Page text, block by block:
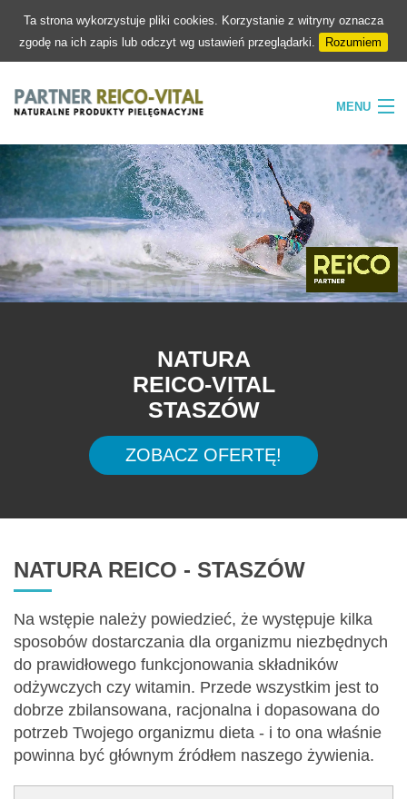
Ta strona wykorzystuje pliki cookies. Korzystanie z witryny oznacza
zgodę na ich zapis lub odczyt wg ustawień przeglądarki.
Rozumiem
MENU
HOME
FIRMA
NATURA
PIELĘGNACJA
SKLEP
NATURA
REICO-VITAL
STASZÓW
ZOBACZ OFERTĘ!
NATURA REICO - STASZÓW
Na wstępie należy powiedzieć, że występuje kilka
sposobów dostarczania dla organizmu niezbędnych
do prawidłowego funkcjonowania składników
odżywczych czy witamin. Przede wszystkim jest to
dobrze zbilansowana, racjonalna i dopasowana do
potrzeb Twojego organizmu dieta - i to ona właśnie
powinna być głównym źródłem naszego żywienia.